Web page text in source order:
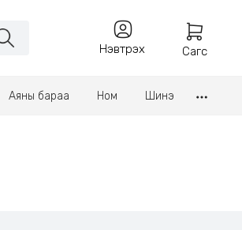
Нэвтрэх Сагс
Аяны бараа Ном Шинэ